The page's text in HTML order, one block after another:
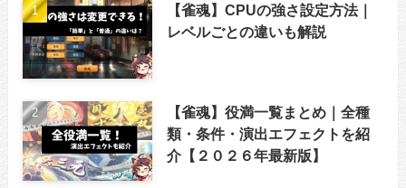
【雀魂】CPUの強さ設定方法｜
レベルごとの違いも解説
【雀魂】役満一覧まとめ｜全種
類・条件・演出エフェクトを紹
介【２０２６年最新版】